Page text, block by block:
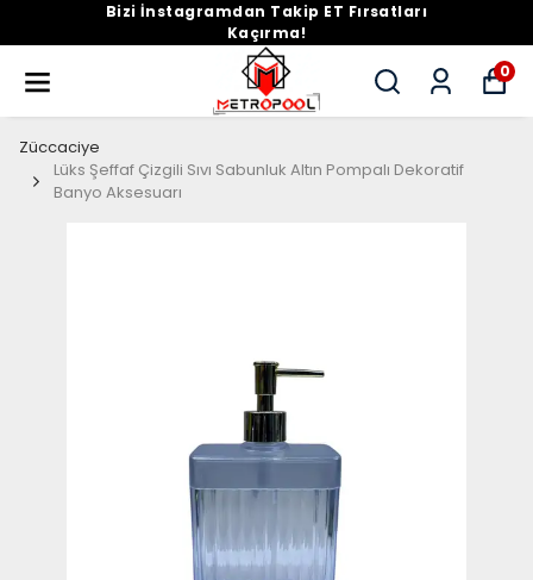
Bizi İnstagramdan Takip ET Fırsatları
Kaçırma!
0
Züccaciye
Lüks Şeffaf Çizgili Sıvı Sabunluk Altın Pompalı Dekoratif
Banyo Aksesuarı